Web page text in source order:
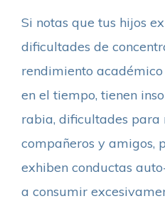
Si notas que tus hijos
dificultades de
rendimiento
en el tiempo, tienen
rabia, dificultades para
compañeros y amigos,
exhiben conductas
a consumir